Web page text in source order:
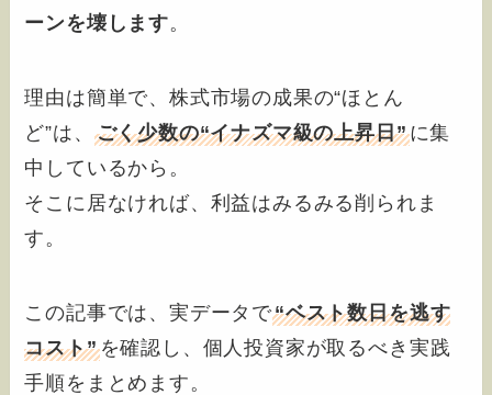
ーンを壊します。
理由は簡単で、株式市場の成果の“ほとん
ど”は、 ごく少数の“イナズマ級の上昇日”に集
中しているから。
そこに居なければ、利益はみるみる削られま
す。
この記事では、実データで“ベスト数日を逃す
コスト”を確認し、個人投資家が取るべき実践
手順をまとめます。